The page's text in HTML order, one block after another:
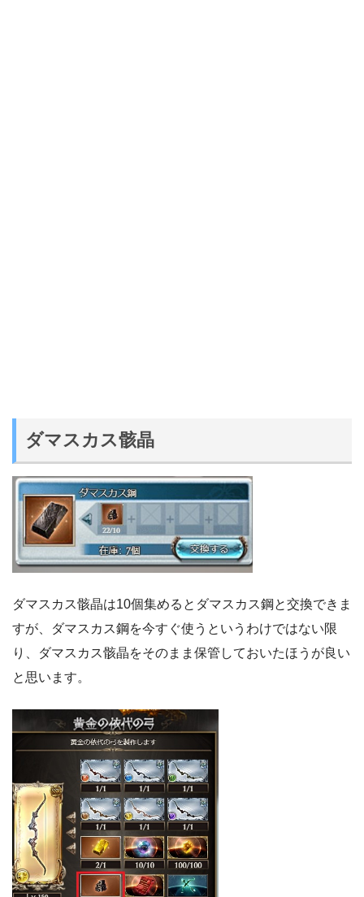
ダマスカス骸晶
ダマスカス骸晶は10個集めるとダマスカス鋼と交換できま
すが、ダマスカス鋼を今すぐ使うというわけではない限
り、ダマスカス骸晶をそのまま保管しておいたほうが良い
と思います。